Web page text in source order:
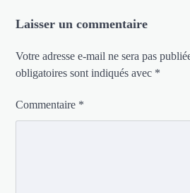
Laisser un commentaire
Votre adresse e-mail ne sera pas
obligatoires sont indiqués avec *
Commentaire *